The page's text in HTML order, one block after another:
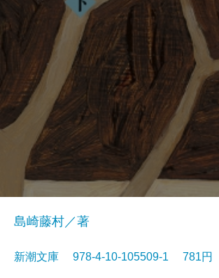
島崎藤村／著
新潮文庫 978-4-10-105509-1 781円